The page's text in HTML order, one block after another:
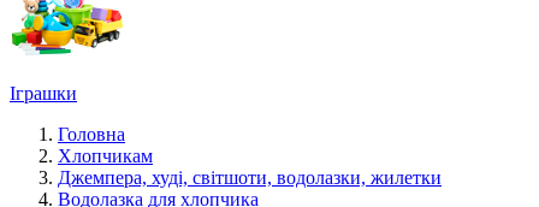
Іграшки
Головна
Хлопчикам
Джемпера, худі, світшоти, водолазки, жилетки
Водолазка для хлопчика